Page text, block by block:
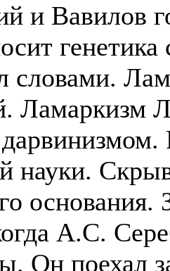
и Вавилов
словами.
Ламаркизм
науки.
основания.
А.С.
Он поехал